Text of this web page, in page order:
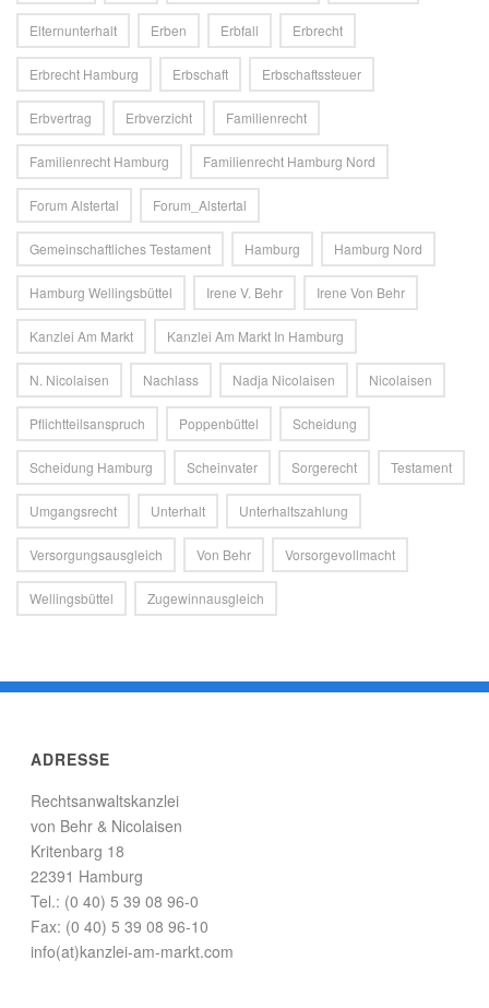
Elternunterhalt Erben Erbfall Erbrecht
Erbrecht Hamburg Erbschaft Erbschaftssteuer
Erbvertrag Erbverzicht Familienrecht
Familienrecht Hamburg Familienrecht Hamburg Nord
Forum Alstertal Forum_Alstertal
Gemeinschaftliches Testament Hamburg Hamburg Nord
Hamburg Wellingsbüttel Irene V. Behr Irene Von Behr
Kanzlei Am Markt Kanzlei Am Markt In Hamburg
N. Nicolaisen Nachlass Nadja Nicolaisen Nicolaisen
Pflichtteilsanspruch Poppenbüttel Scheidung
Scheidung Hamburg Scheinvater Sorgerecht Testament
Umgangsrecht Unterhalt Unterhaltszahlung
Versorgungsausgleich Von Behr Vorsorgevollmacht
Wellingsbüttel Zugewinnausgleich
ADRESSE
Rechtsanwaltskanzlei
von Behr & Nicolaisen
Kritenbarg 18
22391 Hamburg
Tel.: (0 40) 5 39 08 96-0
Fax: (0 40) 5 39 08 96-10
info(at)kanzlei-am-markt.com